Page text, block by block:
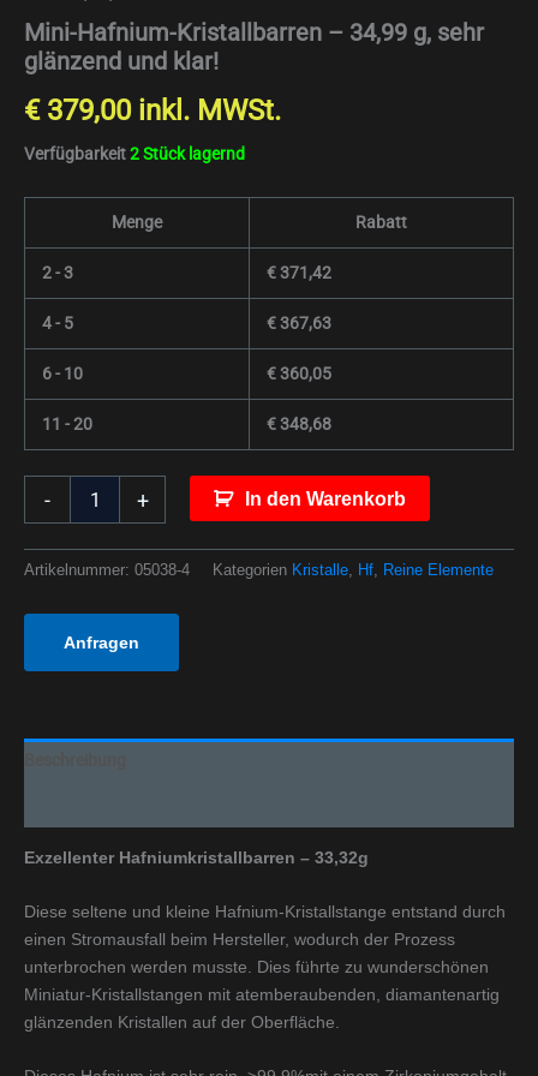
Mini-Hafnium-Kristallbarren – 34,99 g, sehr
glänzend und klar!
€379,00 inkl. MWSt.
Verfügbarkeit2 Stück lagernd
Menge Rabatt
2 - 3 €371,42
4 - 5 €367,63
6 - 10 €360,05
11 - 20 €348,68
- + In den Warenkorb
Artikelnummer: 05038-4 Kategorien Kristalle Hf Reine Elemente
Anfragen
Exzellenter Hafniumkristallbarren – 33,32g
Diese seltene und kleine Hafnium-Kristallstange entstand durch
einen Stromausfall beim Hersteller, wodurch der Prozess
unterbrochen werden musste. Dies führte zu wunderschönen
Miniatur-Kristallstangen mit atemberaubenden, diamantenartig
glänzenden Kristallen auf der Oberfläche.